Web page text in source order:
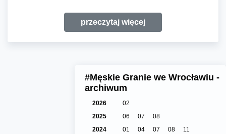
przeczytaj więcej
#Męskie Granie we Wrocławiu -
archiwum
2026
02
2025
06 07
08
2024
01 04 07 08
11